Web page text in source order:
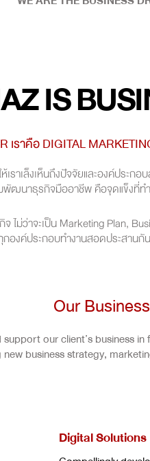
IS
เราคือ DIGITAL
ราเล็งเห็นถึงปัจจัยและองค์ปร
นาธุรกิจมืออาชีพ คือจุดแข็งที่ทำ
ม่ว่าจะเป็น Marketing Plan,
กองค์ประกอบทำงานสอดประสาน
Our
our client’s business
new business strategy,
Digital Solutions